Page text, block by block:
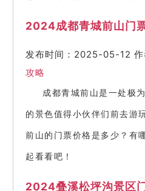
2024成都青城前山门
发布时间：2025-05-12
攻略
成都青城前山是一处极
的景色值得小伙伴们前去游
前山的门票价格是多少？有
起看看吧！
2024叠溪松坪沟景区